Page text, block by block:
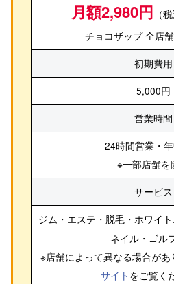
月額2,980円 （
チョコザップ 全店
初期費用
5,000円
営業時間
24時間営業・
※一部店舗を
サービス
ジム・エステ・脱毛・ホワイ
ネイル・ゴル
※店舗によって異なる場合が
サイト をご覧く